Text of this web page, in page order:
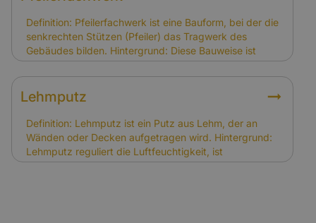
Versicherungsbedarf, da Wiederherstellungen
aufwändiger sind. Versicherer berücksichtigen dies
bei der Kalkulation der Prämien.
Definition: Pfeilerfachwerk ist eine Bauform, bei der die
senkrechten Stützen (Pfeiler) das Tragwerk des
Gebäudes bilden. Hintergrund: Diese Bauweise ist
besonders stabil und findet sich in historischen Bauten
wie Scheunen oder Stadthäusern. Sie erfordert
handwerkliche Spezialkenntnisse. Relevanz für
Versicherung: Pfeilerfachwerk kann die
Sanierungskosten erhöhen, was bei der Kalkulation
der Versicherungssumme berücksichtigt werden
muss.
Lehmputz
Definition: Lehmputz ist ein Putz aus Lehm, der an
Wänden oder Decken aufgetragen wird. Hintergrund:
Lehmputz reguliert die Luftfeuchtigkeit, ist
diffusionsoffen und trägt zu einem gesunden